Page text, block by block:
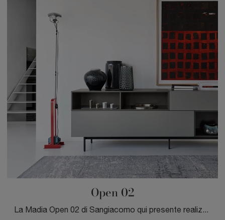
Open 02
La Madia Open 02 di Sangiacomo qui presente realizzata in laccato opaco è l'acquisto perfetto, poiché conferisce un tocco elegante al soggiorno.